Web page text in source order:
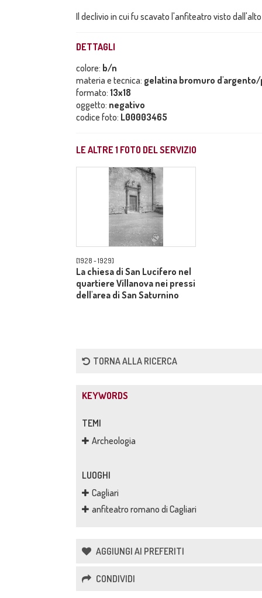
Il declivio in cui fu scavato l'anfiteatro visto
DETTAGLI
colore: b/n
materia e tecnica: gelatina bromuro
formato: 13x18
oggetto: negativo
codice foto: L00003465
LE ALTRE1 FOTO DEL SERVIZIO
[1928 - 1929]
La chiesa di San Lucifero nel
quartiere Villanova nei pressi
dell'area di San Saturnino
TORNA ALLA RICERCA
KEYWORDS
TEMI
Archeologia
LUOGHI
Cagliari
anfiteatro romano di Cagliari
AGGIUNGI AI PREFERITI
CONDIVIDI